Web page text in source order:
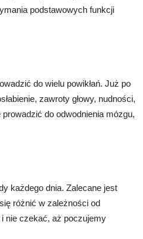
podstawowych funkcji
do wielu powikłań. Już po
zawroty głowy, nudności,
prowadzić do odwodnienia mózgu,
każdego dnia. Zalecane jest
różnić w zależności od
nie czekać, aż poczujemy